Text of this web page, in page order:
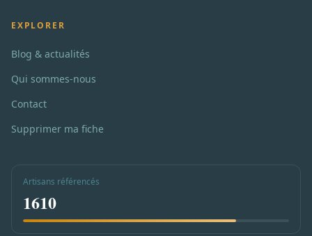
EXPLORER
Blog & actualités
Qui sommes-nous
Contact
Supprimer ma fiche
Artisans référencés
1610